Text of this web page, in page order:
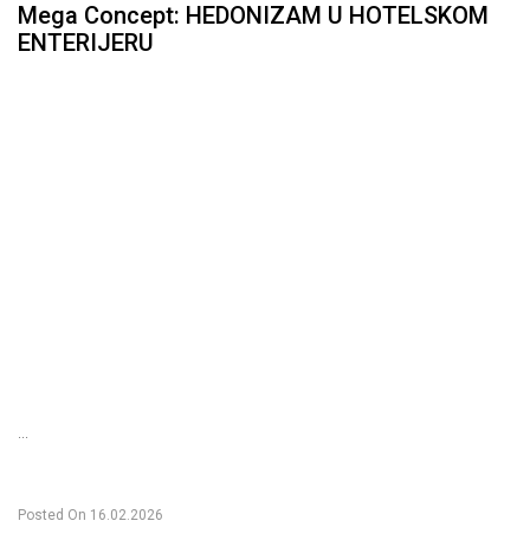
Posted On 16.02.2026
Mega Concept: HEDONIZAM U HOTELSKOM
ENTERIJERU
...